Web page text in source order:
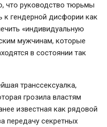
что руководство тюрьмы
гендерной дисфории как
«индивидуальную
мужчинам, которые
в состоянии так
транссексуалка,
грозила властям
известная как рядовой
передачу секретных